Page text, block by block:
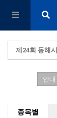
제24회 동해
안내
종목별